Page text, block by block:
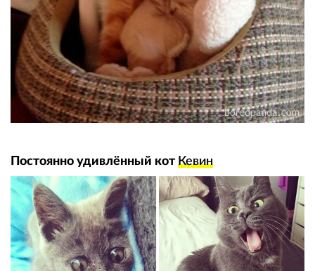
Постоянно удивлённый котКевин